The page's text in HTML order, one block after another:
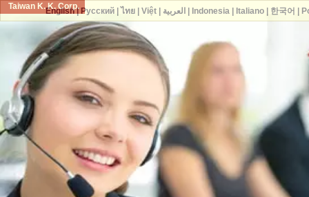
Taiwan K. K. Corp.
English| Русский| ไทย| Việt| العربية Indonesia| Italiano| 한국어